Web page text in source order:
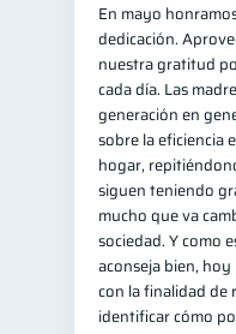
En mayo
dedicación.
nuestra gratitud
cada día. Las
generación en
sobre la eficiencia
hogar,
siguen teniendo
mucho que va
sociedad. Y como
aconseja bien,
con la finalidad de
identificar cómo